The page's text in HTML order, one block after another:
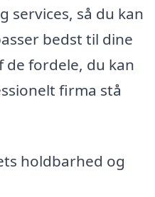
services, så du kan
bedst til dine
de fordele, du kan
firma stå
holdbarhed og